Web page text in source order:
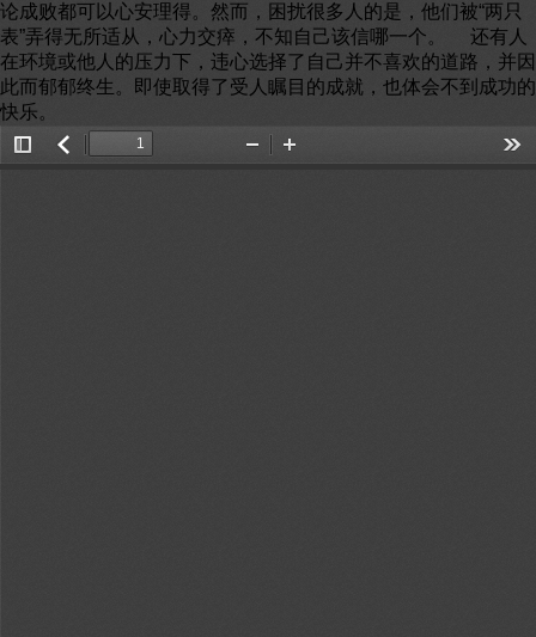
论成败都可以心安理得。然而，困扰很多人的是，他们被“两只
表”弄得无所适从，心力交瘁，不知自己该信哪一个。 还有人
在环境或他人的压力下，违心选择了自己并不喜欢的道路，并因
此而郁郁终生。即使取得了受人瞩目的成就，也体会不到成功的
快乐。
Toggle返
Zoom